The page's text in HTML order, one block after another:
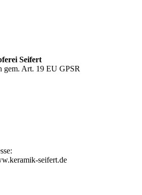
Seifert
gem. Art. 19 EU GPSR
seifert.de